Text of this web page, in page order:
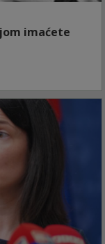
imaćete